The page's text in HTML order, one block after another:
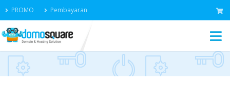
PROMO Pembayaran